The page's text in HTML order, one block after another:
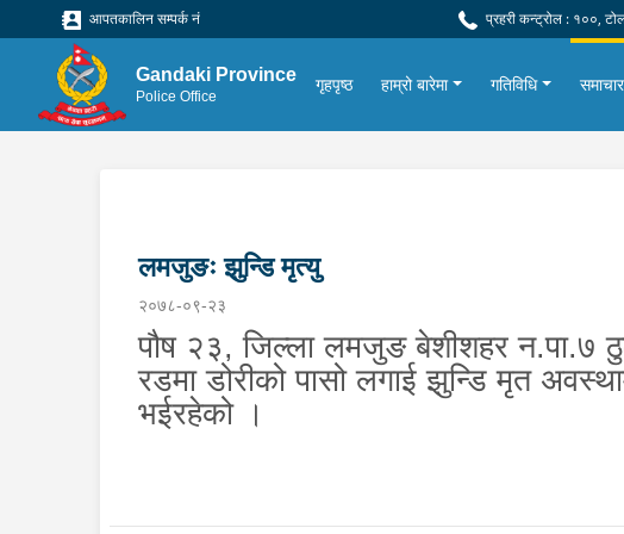
आपतकालिन सम्पर्क नं प्रहरी कन्ट्रोल : १००,
Gandaki Province
Police Office
गृहपृष्ठ हाम्रो बारेमा गतिविधि समाचार
लमजुङः झुन्डि मृत्यु
२०७८-०९-२३
पौष २३, जिल्ला लमजुङ बेशीशहर न.पा.७
रडमा डोरीको पासो लगाई झुन्डि मृत
भईरहेको ।